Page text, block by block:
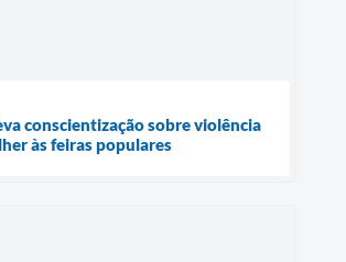
conscientização sobre violência
às feiras populares